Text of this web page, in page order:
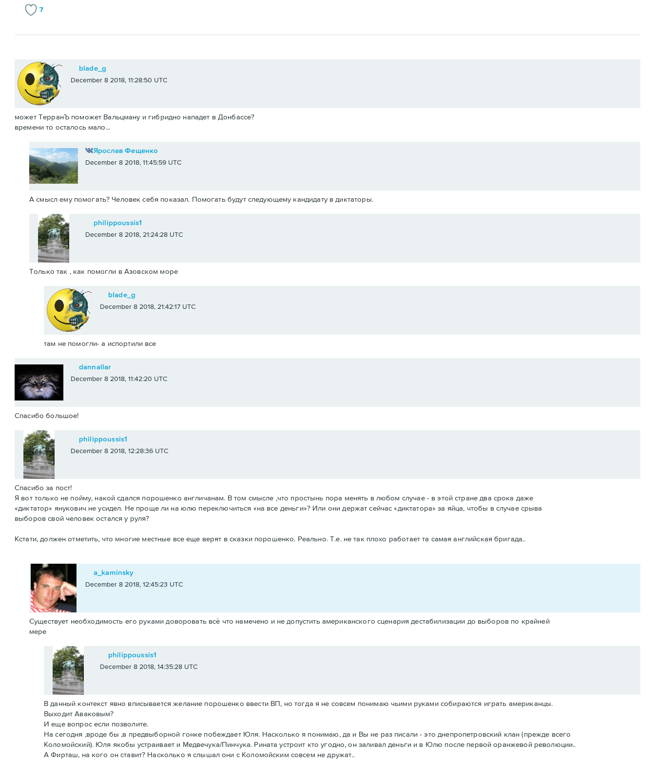
7
blade_g
December 8 2018, 11:28:50 UTC
может ТерранЪ поможет Вальцману и гибридно нападет в Донбассе?
времени то осталось мало...
Ярослав Фещенко
December 8 2018, 11:45:59 UTC
А смысл ему помогать? Человек себя показал. Помогать будут следующему кандидату в диктаторы.
philippoussis1
December 8 2018, 21:24:28 UTC
Только так , как помогли в Азовском море
blade_g
December 8 2018, 21:42:17 UTC
там не помогли- а испортили все
dannallar
December 8 2018, 11:42:20 UTC
Спасибо большое!
philippoussis1
December 8 2018, 12:28:36 UTC
Спасибо за пост!
Я вот только не пойму, накой сдался порошенко англичанам. В том смысле ,что простынь пора менять в любом случае - в этой стране два срока даже
«диктатор» янукович не усидел. Не проще ли на юлю переключиться «на все деньги»? Или они держат сейчас «диктатора» за яйца, чтобы в случае срыва
выборов свой человек остался у руля?
Кстати, должен отметить, что многие местные все еще верят в сказки порошенко. Реально. Т.е. не так плохо работает та самая английская бригада..
a_kaminsky
December 8 2018, 12:45:23 UTC
Существует необходимость его руками доворовать всё что намечено и не допустить американского сценария дестабилизации до выборов по крайней
мере
philippoussis1
December 8 2018, 14:35:28 UTC
В данный контекст явно вписывается желание порошенко ввести ВП, но тогда я не совсем понимаю чьими руками собираются играть американцы.
Выходит Аваковым?
И еще вопрос если позволите.
На сегодня ,вроде бы ,в предвыборной гонке побеждает Юля. Насколько я понимаю, да и Вы не раз писали - это днепропетровский клан (прежде всего
Коломойский). Юля якобы устраивает и Медвечука/Пинчука. Рината устроит кто угодно, он заливал деньги и в Юлю после первой оранжевой революции..
А Фирташ, на кого он ставит? Насколько я слышал они с Коломойским совсем не дружат..